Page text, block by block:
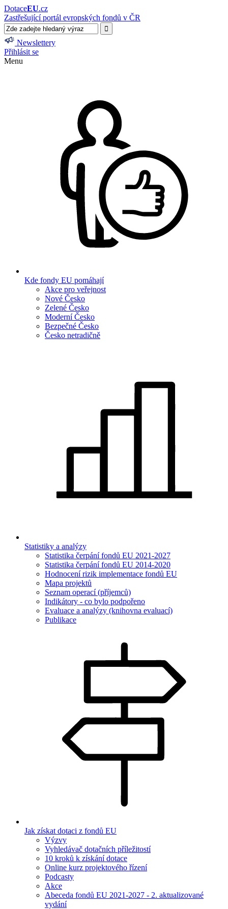
DotaceEU.cz
Zastřešující portál evropských fondů v ČR
Newslettery
Přihlásit se
Menu
Kde fondy EU pomáhají
Akce pro veřejnost
Nové Česko
Zelené Česko
Moderní Česko
Bezpečné Česko
Česko netradičně
Statistiky a analýzy
Statistika čerpání fondů EU 2021-2027
Statistika čerpání fondů EU 2014-2020
Hodnocení rizik implementace fondů EU
Mapa projektů
Seznam operací (příjemců)
Indikátory - co bylo podpořeno
Evaluace a analýzy (knihovna evaluací)
Publikace
Jak získat dotaci z fondů EU
Výzvy
Vyhledávač dotačních příležitostí
10 kroků k získání dotace
Online kurz projektového řízení
Podcasty
Akce
Abeceda fondů EU 2021-2027 - 2. aktualizované
vydání